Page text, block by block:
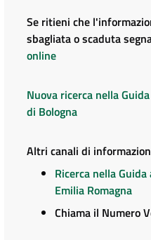
Se ritieni che
sbagliata o scaduta
online
Nuova ricerca nella
di Bologna
Altri canali di
Ricerca nella
Emilia Romagna
Chiama il Numero